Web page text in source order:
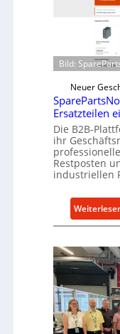
Bild:
Neuer
Ersatzteilen
Die B2B-
ihr
Restposten
industriellen